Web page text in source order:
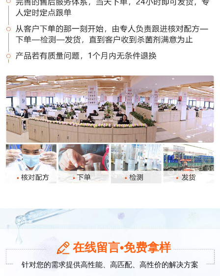
在线留言•免费拿样
针对您的需求提供高性能、高匹配、高性价的解决方案